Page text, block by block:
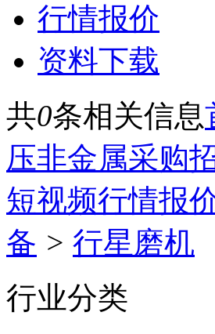
行情报价
资料下载
共0条相关信息
压非金属采购
短视频行情报
备 > 行星磨机
行业分类